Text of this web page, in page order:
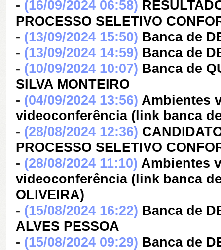
- (16/09/2024 06:58)
PROCESSO SELETIVO
- (13/09/2024 15:50) Banca de
- (13/09/2024 14:59) Banca de
- (10/09/2024 10:07) Banca de
SILVA MONTEIRO
- (04/09/2024 13:56) Ambientes
videoconferência (link banca
- (28/08/2024 12:36)
PROCESSO SELETIVO
- (28/08/2024 11:10) Ambientes
videoconferência (link banca
OLIVEIRA)
- (15/08/2024 16:22) Banca de
ALVES PESSOA
- (15/08/2024 09:29) Banca de